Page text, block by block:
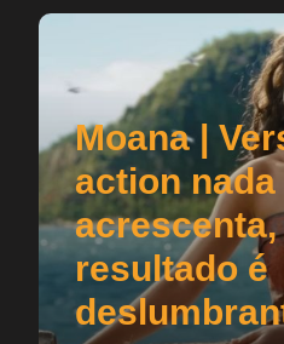
Moana |
action nada
resultado é